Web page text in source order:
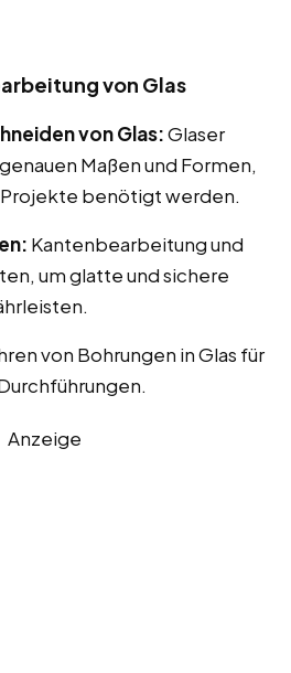
von Glas
von Glas:Glaser
Maßen und Formen,
benötigt werden.
Kantenbearbeitung und
um glatte und sichere
von Bohrungen in Glas für
Anzeige